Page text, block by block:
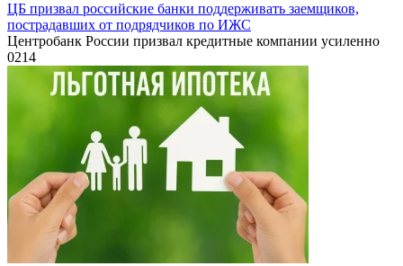
ЦБ призвал российские банки поддерживать заемщиков,
пострадавших от подрядчиков по ИЖС
Центробанк России призвал кредитные компании усиленно
0214